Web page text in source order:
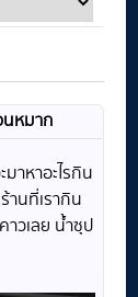
หมาก
าหาอะไรกิน
นที่เรากิน
วเลย น้ำซุป